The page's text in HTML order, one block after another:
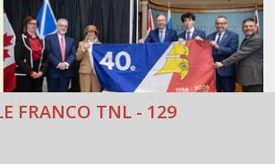
FRANCO TNL - 129